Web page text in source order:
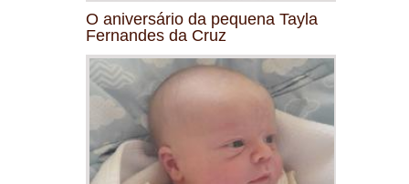
O aniversário da pequena Tayla
Fernandes da Cruz